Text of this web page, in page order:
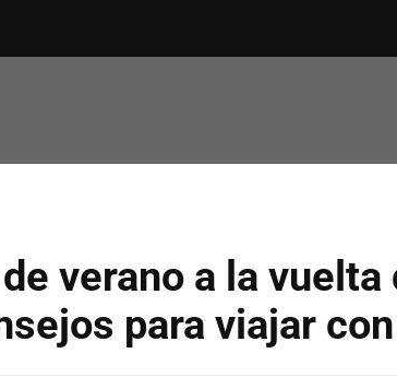
verano a la vuelta
para viajar